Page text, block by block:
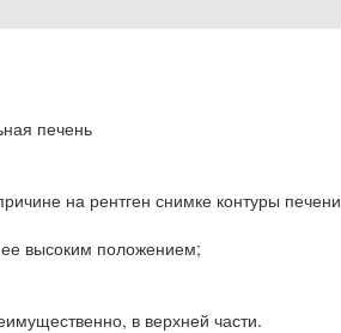
на рентген снимке контуры печени
высоким положением;
в верхней части.